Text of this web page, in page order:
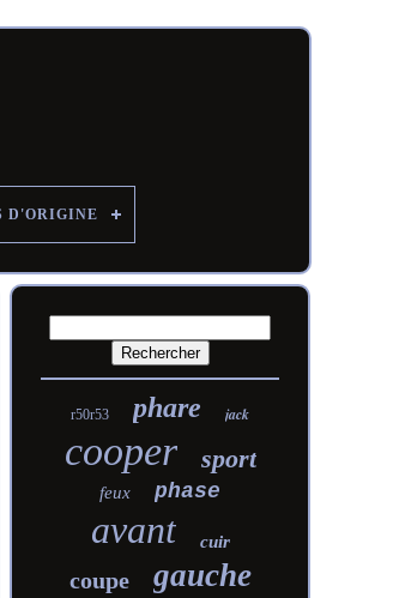
D'ORIGINE
r50r53 phare jack
cooper sport
feux phase
avant cuir
coupe gauche